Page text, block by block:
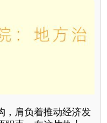
，肩负着推动经济发